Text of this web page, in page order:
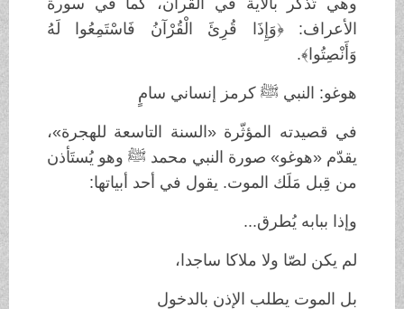
الأعراف: ﴿وَإِذَا قُرِئَ الْقُرْآنُ فَاسْتَمِعُوا لَهُ
وَأَنْصِتُوا﴾.
هوغو: النبي ﷺ كرمز إنساني سامٍ
في قصيدته المؤثّرة «السنة التاسعة للهجرة»،
يقدّم «هوغو» صورة النبي محمد ﷺ وهو يُستَأذن
من قِبل مَلَك الموت. يقول في أحد أبياتها:
وإذا ببابه يُطرق...
لم يكن لصّا ولا ملاكا ساجدا،
بل الموت يطلب الإذن بالدخول